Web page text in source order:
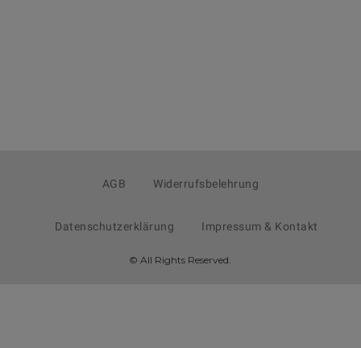
AGB Widerrufsbelehrung
Datenschutzerklärung Impressum & Kontakt
© All Rights Reserved.